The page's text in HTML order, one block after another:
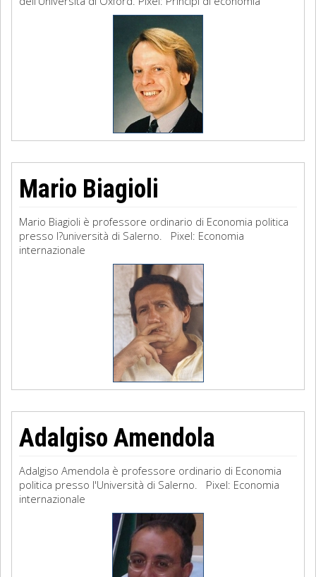
Mario Biagioli
Mario Biagioli è professore ordinario di Economia politica
presso l?università di Salerno. Pixel: Economia
internazionale
Adalgiso Amendola
Adalgiso Amendola è professore ordinario di Economia
politica presso l'Università di Salerno. Pixel: Economia
internazionale